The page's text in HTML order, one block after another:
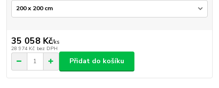
35 058 Kč/ks
28 974 Kč bez DPH
Přidat do košíku